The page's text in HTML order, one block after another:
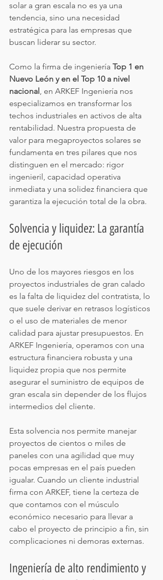
solar a gran escala no es ya una
tendencia, sino una necesidad
estratégica para las empresas que
buscan liderar su sector.
Como la firma de ingeniería Top 1 en
Nuevo León y en el Top 10 a nivel
nacional, en ARKEF Ingeniería nos
especializamos en transformar los
techos industriales en activos de alta
rentabilidad. Nuestra propuesta de
valor para megaproyectos solares se
fundamenta en tres pilares que nos
distinguen en el mercado: rigor
ingenieril, capacidad operativa
inmediata y una solidez financiera que
garantiza la ejecución total de la obra.
Solvencia y liquidez: La garantía
de ejecución
Uno de los mayores riesgos en los
proyectos industriales de gran calado
es la falta de liquidez del contratista, lo
que suele derivar en retrasos logísticos
o el uso de materiales de menor
calidad para ajustar presupuestos. En
ARKEF Ingeniería, operamos con una
estructura financiera robusta y una
liquidez propia que nos permite
asegurar el suministro de equipos de
gran escala sin depender de los flujos
intermedios del cliente.
Esta solvencia nos permite manejar
proyectos de cientos o miles de
paneles con una agilidad que muy
pocas empresas en el país pueden
igualar. Cuando un cliente industrial
firma con ARKEF, tiene la certeza de
que contamos con el músculo
económico necesario para llevar a
cabo el proyecto de principio a fin, sin
complicaciones ni demoras externas.
Ingeniería de alto rendimiento y